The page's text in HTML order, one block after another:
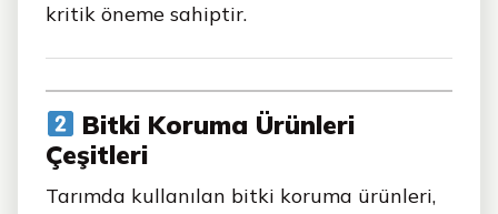
kritik öneme sahiptir.
Bitki Koruma Ürünleri
Çeşitleri
Tarımda kullanılan bitki koruma ürünleri,